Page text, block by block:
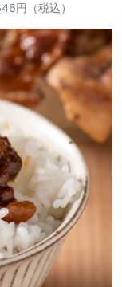
円（税込）